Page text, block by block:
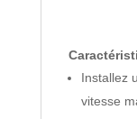
Installez
vitesse